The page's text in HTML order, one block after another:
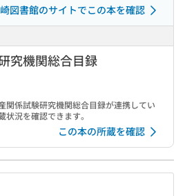
図書館のサイトでこの本を確認
究機関総合目録
関係試験研究機関総合目録が連携してい
況を確認できます。
この本の所蔵を確認